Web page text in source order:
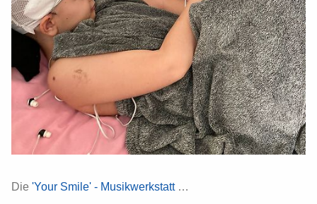
Die 'Your Smile' - Musikwerkstatt…